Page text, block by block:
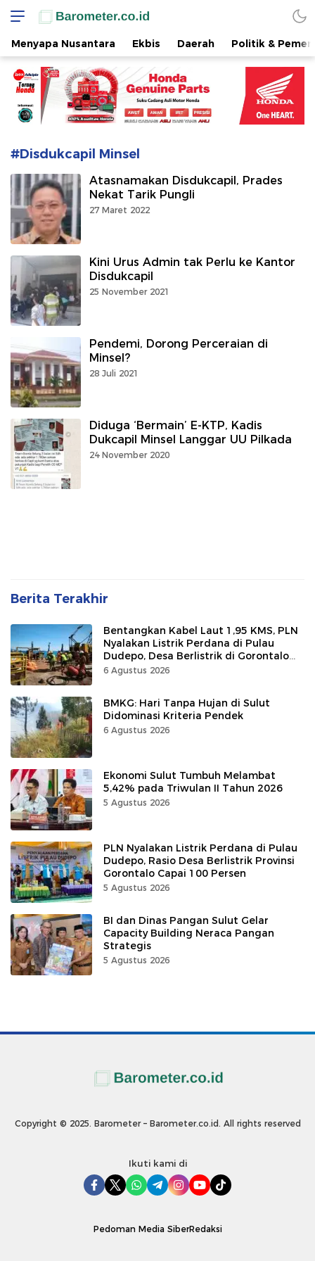
www.barometer.co.id
Berita Terkini di Sulawesi Utara
Menyapa Nusantara Ekbis Daerah Politik &
#Disdukcapil Minsel
Atasnamakan Disdukcapil, Prades
Nekat Tarik Pungli
27 Maret 2022
Kini Urus Admin tak Perlu ke Kantor
Disdukcapil
25 November 2021
Pendemi, Dorong Perceraian di
Minsel?
28 Juli 2021
Diduga ‘Bermain’ E-KTP, Kadis
Dukcapil Minsel Langgar UU Pilkada
24 November 2020
Berita Terakhir
Bentangkan Kabel Laut 1,95 KMS, PLN
Nyalakan Listrik Perdana di Pulau
Dudepo, Desa Berlistrik di Gorontalo
100 Persen
6 Agustus 2026
BMKG: Hari Tanpa Hujan di Sulut
Didominasi Kriteria Pendek
6 Agustus 2026
Ekonomi Sulut Tumbuh Melambat
5,42% pada Triwulan II Tahun 2026
5 Agustus 2026
PLN Nyalakan Listrik Perdana di Pulau
Dudepo, Rasio Desa Berlistrik Provinsi
Gorontalo Capai 100 Persen
5 Agustus 2026
BI dan Dinas Pangan Sulut Gelar
Capacity Building Neraca Pangan
Strategis
5 Agustus 2026
Copyright © 2025. Barometer – Barometer.co.id. All rights reserved
Ikuti kami di
Pedoman Media SiberRedaksi